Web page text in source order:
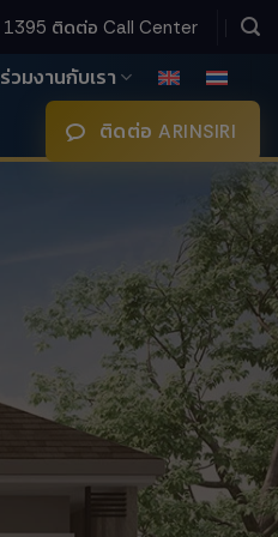
1395 ติดต่อ Call Center
ร่วมงานกับเรา
ติดต่อ ARINSIRI